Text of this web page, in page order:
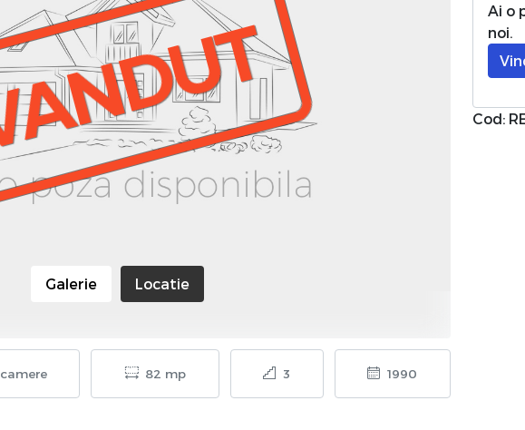
Galerie Locatie
82 mp 3 1990
Ai o
noi.
Cod: